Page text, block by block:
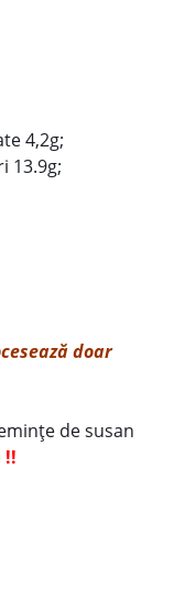
4,2g;
13.9g;
doar
de susan
!!